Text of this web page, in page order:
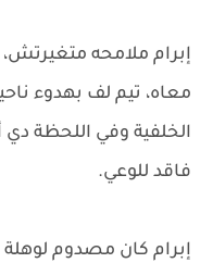
إبرام ملامحه
معاه، تيم لف بهدوء
الخلفية وفي اللحظة
فاقد للوعي.
إبرام كان مصدوم لوهلة